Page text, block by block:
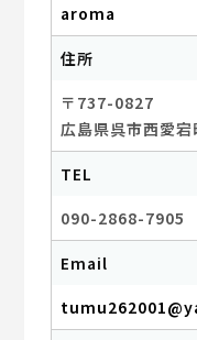
aroma
住所
〒737-0827
広島県呉市西愛
TEL
090-2868-7905
Email